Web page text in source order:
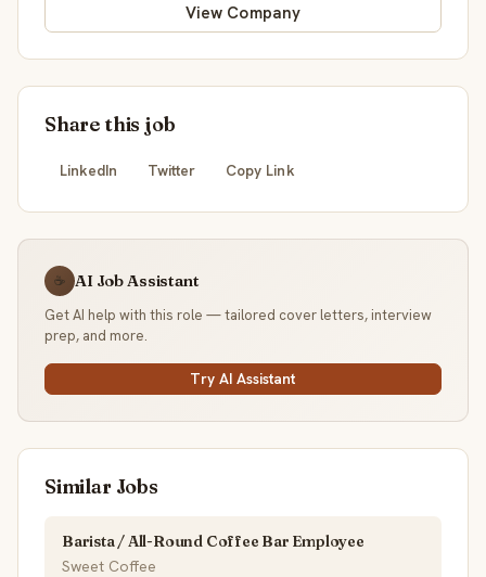
View Company
Share this job
LinkedIn Twitter Copy Link
☕ AI Job Assistant
Get AI help with this role — tailored cover letters, interview
prep, and more.
Try AI Assistant
Similar Jobs
Barista / All-Round Coffee Bar Employee
Sweet Coffee